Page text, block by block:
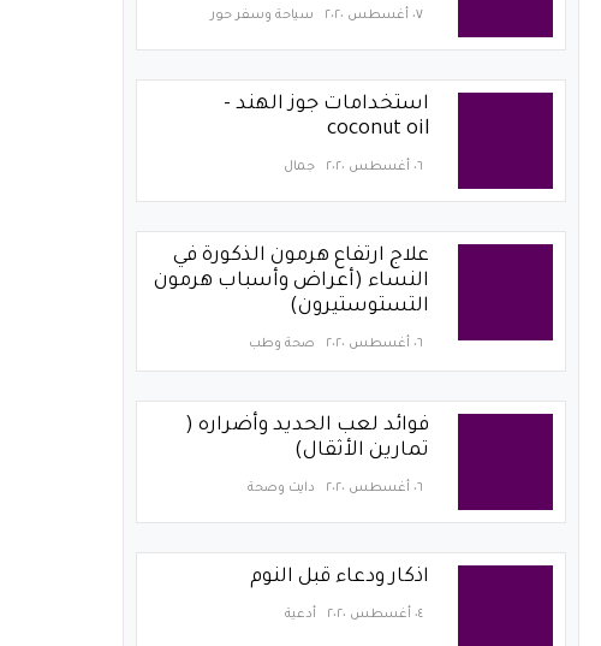
٠٧ أغسطس ٢٠٢٠ سياحة وسفر حور
استخدامات جوز الهند -
coconut oil
٠٦ أغسطس ٢٠٢٠ جمال
علاج ارتفاع هرمون الذكورة في
النساء (أعراض وأسباب هرمون
التستوستيرون)
٠٦ أغسطس ٢٠٢٠ صحة وطب
فوائد لعب الحديد وأضراره (
تمارين الأثقال)
٠٦ أغسطس ٢٠٢٠ دايت وصحة
اذكار ودعاء قبل النوم
٠٤ أغسطس ٢٠٢٠ أدعية